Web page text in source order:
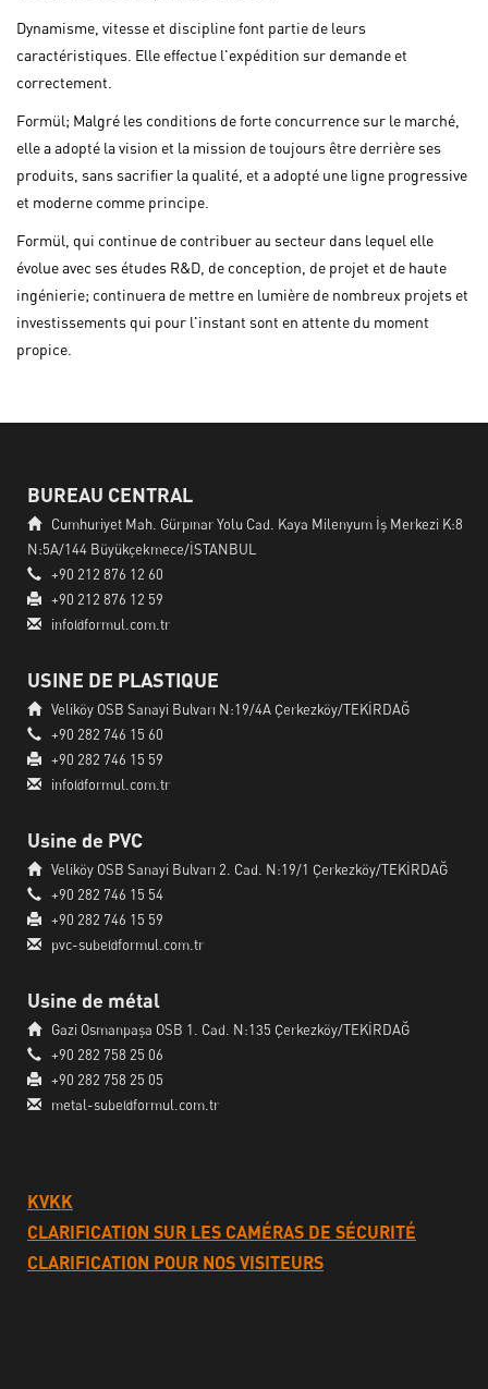
Dynamisme, vitesse et discipline font partie de leurs
caractéristiques. Elle effectue l'expédition sur demande et
correctement.
Formül; Malgré les conditions de forte concurrence sur le marché,
elle a adopté la vision et la mission de toujours être derrière ses
produits, sans sacrifier la qualité, et a adopté une ligne progressive
et moderne comme principe.
Formül, qui continue de contribuer au secteur dans lequel elle
évolue avec ses études R&D, de conception, de projet et de haute
ingénierie; continuera de mettre en lumière de nombreux projets et
investissements qui pour l'instant sont en attente du moment
propice.
BUREAU CENTRAL
Cumhuriyet Mah. Gürpınar Yolu Cad. Kaya Milenyum İş Merkezi K:8
N:5A/144 Büyükçekmece/İSTANBUL
+90 212 876 12 60
+90 212 876 12 59
info@formul.com.tr
USINE DE PLASTIQUE
Veliköy OSB Sanayi Bulvarı N:19/4A Çerkezköy/TEKİRDAĞ
+90 282 746 15 60
+90 282 746 15 59
info@formul.com.tr
Usine de PVC
Veliköy OSB Sanayi Bulvarı 2. Cad. N:19/1 Çerkezköy/TEKİRDAĞ
+90 282 746 15 54
+90 282 746 15 59
pvc-sube@formul.com.tr
Usine de métal
Gazi Osmanpaşa OSB 1. Cad. N:135 Çerkezköy/TEKİRDAĞ
+90 282 758 25 06
+90 282 758 25 05
metal-sube@formul.com.tr
KVKK
CLARIFICATION SUR LES CAMÉRAS DE SÉCURITÉ
CLARIFICATION POUR NOS VISITEURS